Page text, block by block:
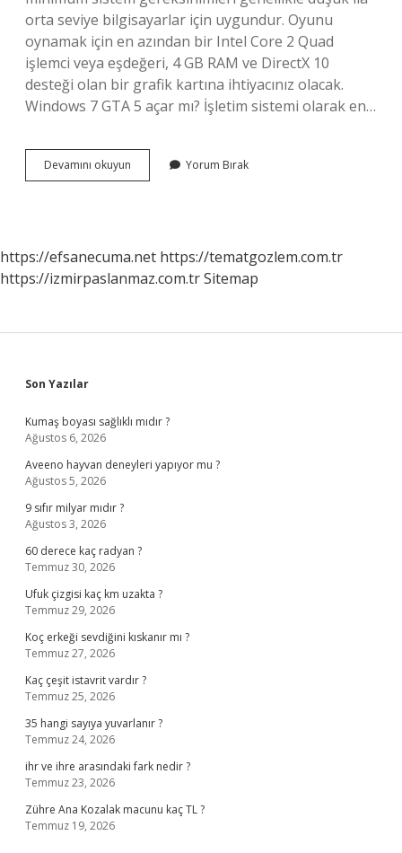
orta seviye bilgisayarlar için uygundur. Oyunu
oynamak için en azından bir Intel Core 2 Quad
işlemci veya eşdeğeri, 4 GB RAM ve DirectX 10
desteği olan bir grafik kartına ihtiyacınız olacak.
Windows 7 GTA 5 açar mı? İşletim sistemi olarak en…
Devamını okuyun
5
Yorum Bırak
https://efsanecuma.net https://tematgozlem.com.tr
https://izmirpaslanmaz.com.trSitemap
Sidebar
Son Yazılar
Kumaş boyası sağlıklı mıdır ?
Ağustos 6, 2026
Aveeno hayvan deneyleri yapıyor mu ?
Ağustos 5, 2026
9 sıfır milyar mıdır ?
Ağustos 3, 2026
60 derece kaç radyan ?
Temmuz 30, 2026
Ufuk çizgisi kaç km uzakta ?
Temmuz 29, 2026
Koç erkeği sevdiğini kıskanır mı ?
Temmuz 27, 2026
Kaç çeşit istavrit vardır ?
Temmuz 25, 2026
35 hangi sayıya yuvarlanır ?
Temmuz 24, 2026
ihr ve ihre arasındaki fark nedir ?
Temmuz 23, 2026
Zühre Ana Kozalak macunu kaç TL ?
Temmuz 19, 2026